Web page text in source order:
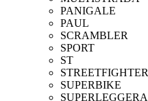
PANIGALE
PAUL
SCRAMBLER
SPORT
ST
STREETFIGHTER
SUPERBIKE
SUPERLEGGERA